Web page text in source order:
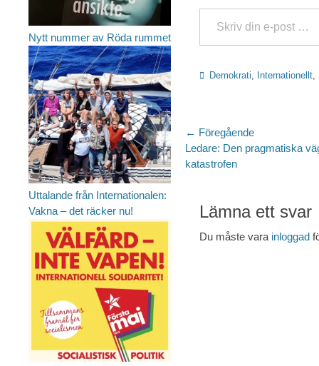
Skriv din e-post …
Kategorier
Demokrati Internationellt
← Föregående
Föregående
inlägg:
Ledare: Den pragmatiska
katastrofen
Lämna ett svar
Du måste vara inloggad
Nytt nummer av Röda rummet
Uttalande från Internationalen:
Vakna – det räcker nu!